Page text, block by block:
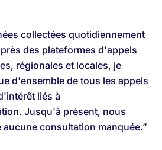
collectées quotidiennement
des plateformes d'appels
régionales et locales, je
d'ensemble de tous les appels
liés à
Jusqu'à présent, nous
consultation manquée.”